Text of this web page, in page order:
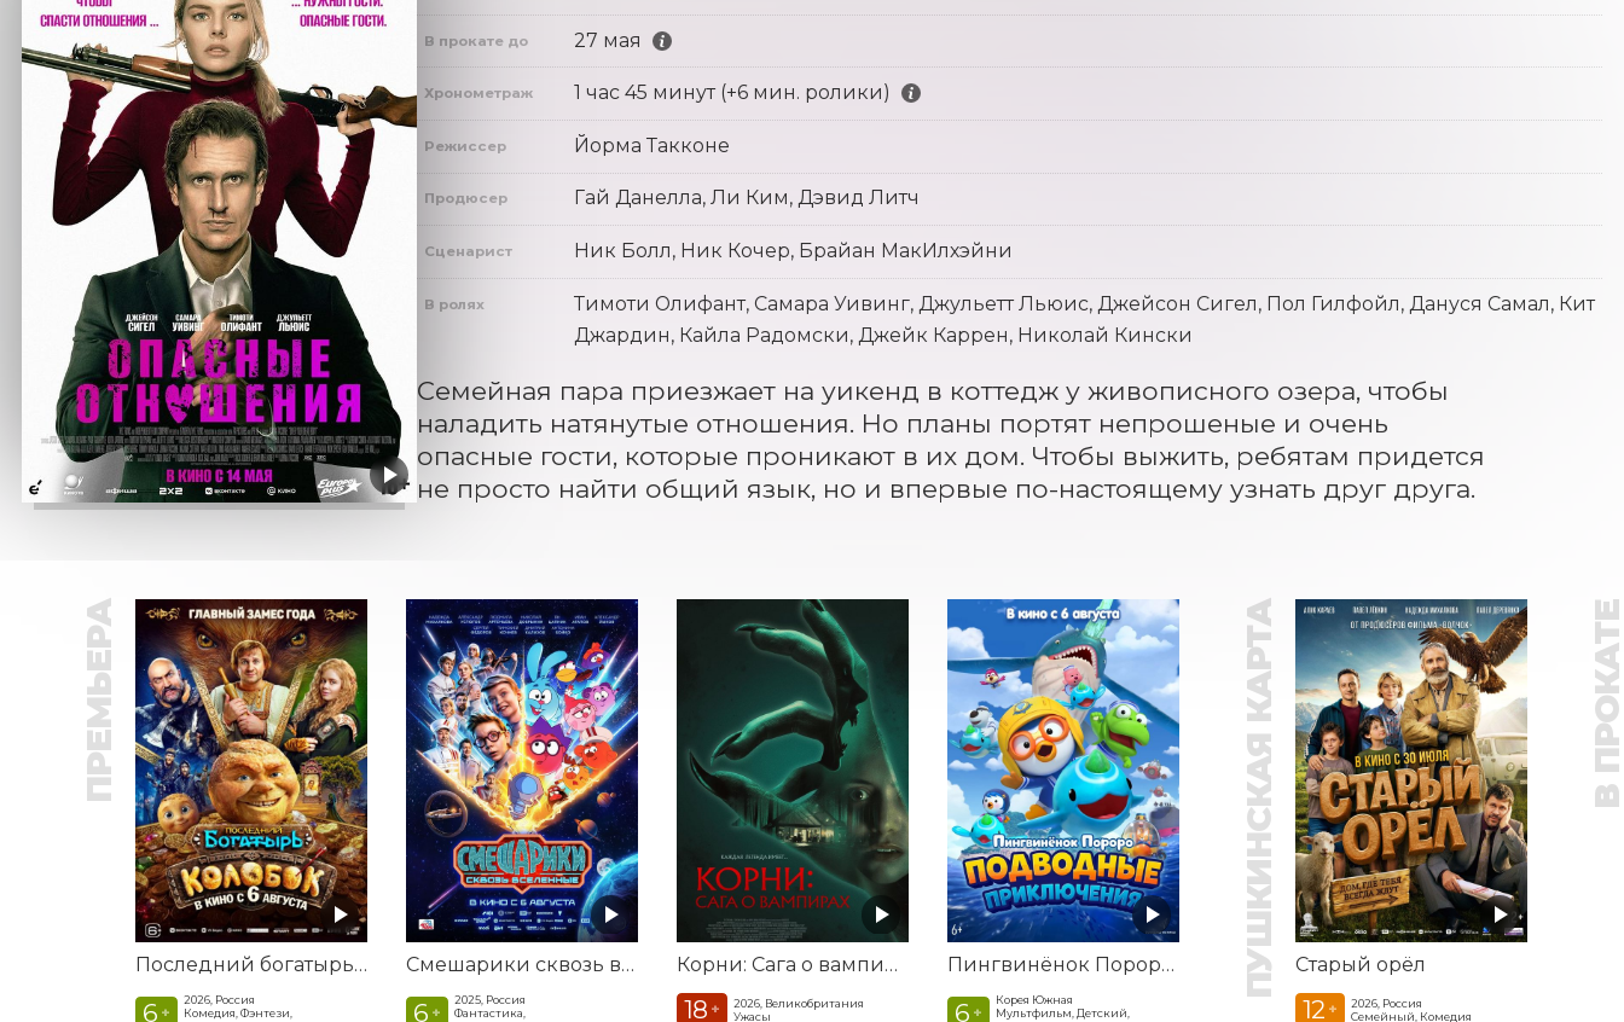
В прокате до 27 мая
Хронометраж 1 час 45 минут (+6 мин. ролики)
Режиссер Йорма Такконе
Продюсер Гай Данелла, Ли Ким, Дэвид Литч
Сценарист Ник Болл, Ник Кочер, Брайан МакИлхэйни
В ролях
Тимоти Олифант, Самара Уивинг, Джульетт Льюис, Джейсон Сигел, Пол Гилфойл, Дануся Самал, Кит
Джардин, Кайла Радомски, Джейк Каррен, Николай Кински
Семейная пара приезжает на уикенд в коттедж у живописного озера, чтобы
наладить натянутые отношения. Но планы портят непрошеные и очень
опасные гости, которые проникают в их дом. Чтобы выжить, ребятам придется
не просто найти общий язык, но и впервые по-настоящему узнать друг друга.
ПРЕМЬЕРА
Последний богатырь. Колобок
6 +
2026, Россия
Комедия, Фэнтези,
Смешарики сквозь вселенные
6 +
2025, Россия
Фантастика,
Корни: Сага о вампирах
18 +
2026, Великобритания
Ужасы
Пингвинёнок Пороро: Подводные приключения
6 +
Корея Южная
Мультфильм, Детский,
ПУШКИНСКАЯ КАРТА Старый орёл
12 +
2026, Россия
Семейный, Комедия
В